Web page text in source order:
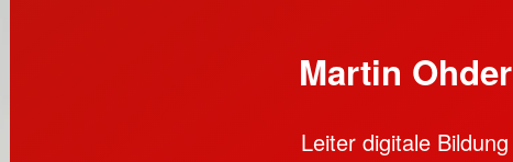
Martin Ohder
Leiter digitale Bildung